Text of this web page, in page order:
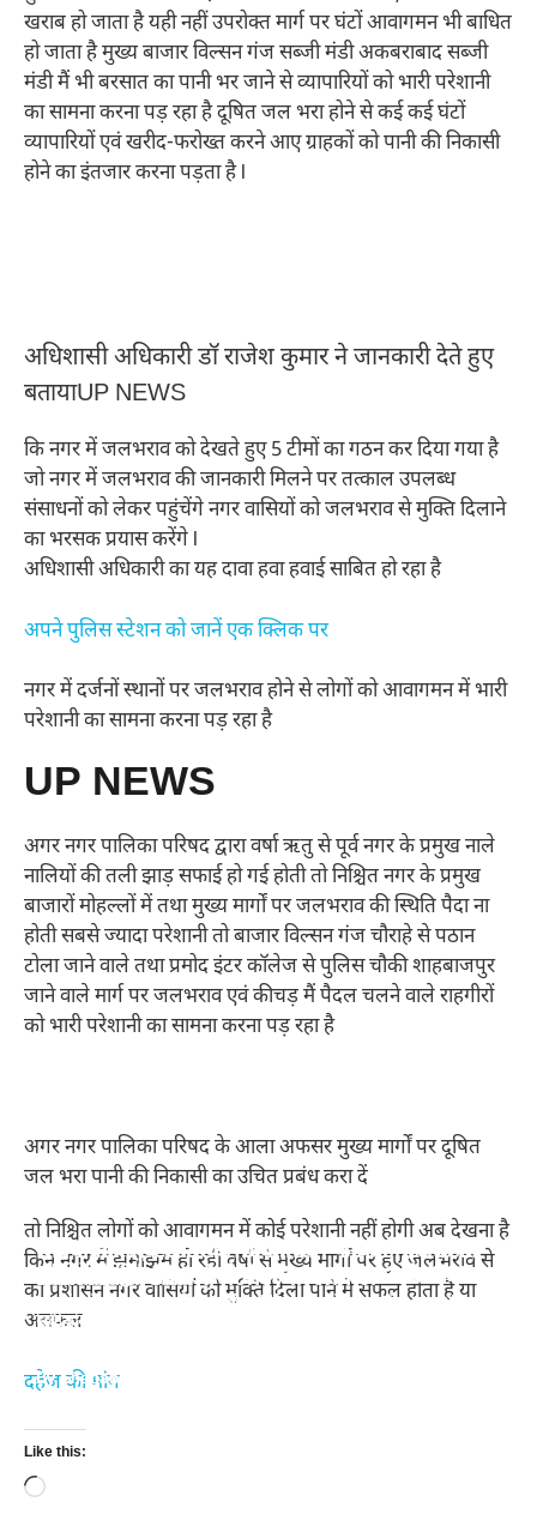
खराब हो जाता है यही नहीं उपरोक्त मार्ग पर घंटों आवागमन भी बाधित
हो जाता है मुख्य बाजार विल्सन गंज सब्जी मंडी अकबराबाद सब्जी
मंडी मैं भी बरसात का पानी भर जाने से व्यापारियों को भारी परेशानी
का सामना करना पड़ रहा है दूषित जल भरा होने से कई कई घंटों
व्यापारियों एवं खरीद-फरोख्त करने आए ग्राहकों को पानी की निकासी
होने का इंतजार करना पड़ता है l
अधिशासी अधिकारी डॉ राजेश कुमार ने जानकारी देते हुए
बतायाUP NEWS
कि नगर में जलभराव को देखते हुए 5 टीमों का गठन कर दिया गया है
जो नगर में जलभराव की जानकारी मिलने पर तत्काल उपलब्ध
संसाधनों को लेकर पहुंचेंगे नगर वासियों को जलभराव से मुक्ति दिलाने
का भरसक प्रयास करेंगे l
अधिशासी अधिकारी का यह दावा हवा हवाई साबित हो रहा है
अपने पुलिस स्टेशन को जानें एक क्लिक पर
नगर में दर्जनों स्थानों पर जलभराव होने से लोगों को आवागमन में भारी
परेशानी का सामना करना पड़ रहा है
UP NEWS
अगर नगर पालिका परिषद द्वारा वर्षा ऋतु से पूर्व नगर के प्रमुख नाले
नालियों की तली झाड़ सफाई हो गई होती तो निश्चित नगर के प्रमुख
बाजारों मोहल्लों में तथा मुख्य मार्गों पर जलभराव की स्थिति पैदा ना
होती सबसे ज्यादा परेशानी तो बाजार विल्सन गंज चौराहे से पठान
टोला जाने वाले तथा प्रमोद इंटर कॉलेज से पुलिस चौकी शाहबाजपुर
जाने वाले मार्ग पर जलभराव एवं कीचड़ मैं पैदल चलने वाले राहगीरों
को भारी परेशानी का सामना करना पड़ रहा है
अगर नगर पालिका परिषद के आला अफसर मुख्य मार्गों पर दूषित
जल भरा पानी की निकासी का उचित प्रबंध करा दें
तो निश्चित लोगों को आवागमन में कोई परेशानी नहीं होगी अब देखना है
किन नगर में झमाझम हो रही वर्षा से मुख्य मार्गों पर हुए जलभराव से
का प्रशासन नगर वासियों को मुक्ति दिला पाने में सफल होता है या
असफल
दहेज की मांग
स्किन
के
लिए
स्किन के लिए टमाटर के 10 फायदे – 10 benefits of
tomato for skin
स्किन के लिए टमाटर के 10 फायदे - 10 benefits of tomato for
By Shabab Aalam
सर्दियों
में
शहद
सर्दियों में शहद खाने के 10 बेहतरीन फायदे – 10 best
benefits of eating honey in winter
सर्दियों में शहद खाने के 10 बेहतरीन फायदे - 10 best benefits of
By Shabab Aalam
सर्दियों
में
चुकंदर
सर्दियों में चुकंदर खाने के 10 फायदे – 10 benefits of
eating beetroot in winter
By Shabab Aalam
सर्दियों
में
किशमिश
सर्दियों में किशमिश खाने के 10 गज़ब के फायदे – 10
amazing benefits of eating raisins in winter
By Shabab Aalam
Like this:
Loading…